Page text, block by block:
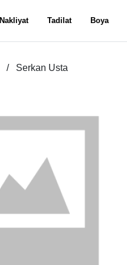
Nakliyat Tadilat Boya
Serkan Usta